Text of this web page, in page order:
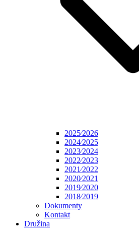
2025⁄2026
2024⁄2025
2023⁄2024
2022⁄2023
2021⁄2022
2020⁄2021
2019⁄2020
2018⁄2019
Dokumenty
Kontakt
Družina